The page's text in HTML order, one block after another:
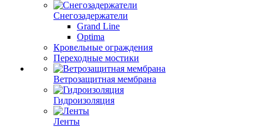
Снегозадержатели
Grand Line
Optima
Кровельные ограждения
Переходные мостики
Ветрозащитная мембрана
Гидроизоляция
Ленты